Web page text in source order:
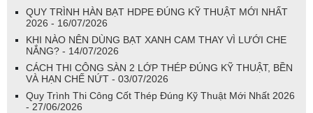
QUY TRÌNH HÀN BẠT HDPE ĐÚNG KỸ THUẬT MỚI NHẤT
2026 - 16/07/2026
KHI NÀO NÊN DÙNG BẠT XANH CAM THAY VÌ LƯỚI CHE
NẮNG? - 14/07/2026
CÁCH THI CÔNG SÀN 2 LỚP THÉP ĐÚNG KỸ THUẬT, BỀN
VÀ HẠN CHẾ NỨT - 03/07/2026
Quy Trình Thi Công Cốt Thép Đúng Kỹ Thuật Mới Nhất 2026
- 27/06/2026